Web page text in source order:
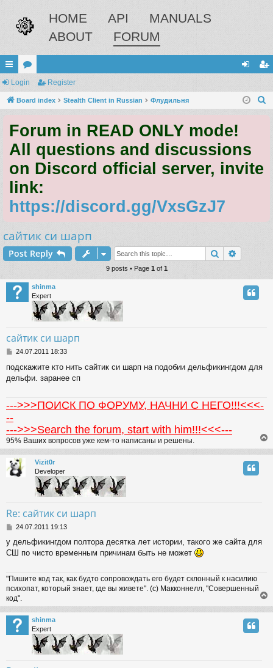
HOME API
MANUALS
ABOUT
FORUM
ui
ck
ks
or
u
s
in ist
Login Register
Board index Stealth Client in Russian Флудильня
Forum in READ ONLY mode!
All questions and discussions
on Discord official server, invite
link:
https://discord.gg/VxsGzJ7
сайтик си шарп
Post Reply Search
9 posts • Page 1of 1
shinma
Expert
сайтик си шарп
P
s
t
24.07.2011 18:33
подскажите кто нить сайтик си шарп на подобии дельфикингдом для
дельфи. заранее сп
--->>>ПОИСК ПО ФОРУМУ, НАЧНИ С НЕГО!!!<<<-
--
--->>>Search the forum, start with him!!!<<<---
95% Ваших вопросов уже кем-то написаны и решены.
o
p
Vizit0r
Developer
Re: сайтик си шарп
P
s
t
24.07.2011 19:13
у дельфикингдом полтора десятка лет истории, такого же сайта для
СШ по чисто временным причинам быть не может
"Пишите код так, как будто сопровождать его будет склонный к насилию
психопат, который знает, где вы живете". (с) Макконнелл, "Совершенный
код".
o
p
shinma
Expert